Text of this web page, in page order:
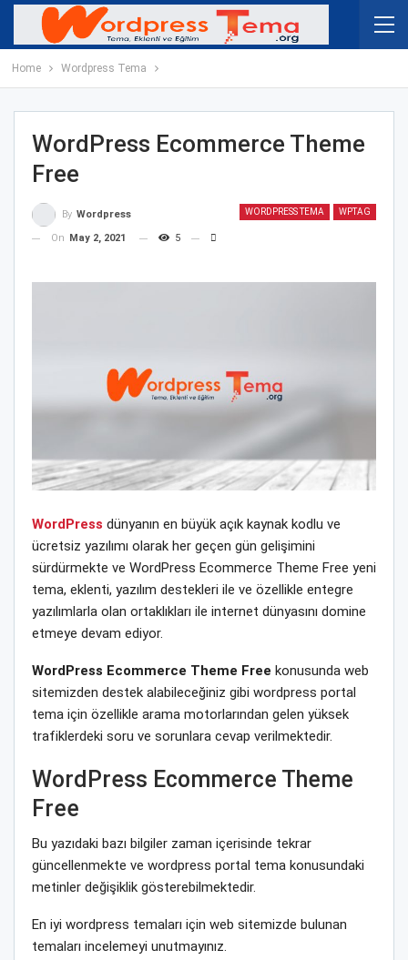
Home Wordpress Tema
WordPress Ecommerce Theme
Free
WORDPRESS TEMA WPTAG
By Wordpress
On
May 2, 2021 5
WordPress dünyanın en büyük açık kaynak kodlu ve
ücretsiz yazılımı olarak her geçen gün gelişimini
sürdürmekte ve WordPress Ecommerce Theme Free yeni
tema, eklenti, yazılım destekleri ile ve özellikle entegre
yazılımlarla olan ortaklıkları ile internet dünyasını domine
etmeye devam ediyor.
WordPress Ecommerce Theme Free konusunda web
sitemizden destek alabileceğiniz gibi wordpress portal
tema için özellikle arama motorlarından gelen yüksek
trafiklerdeki soru ve sorunlara cevap verilmektedir.
WordPress Ecommerce Theme
Free
Bu yazıdaki bazı bilgiler zaman içerisinde tekrar
güncellenmekte ve wordpress portal tema konusundaki
metinler değişiklik gösterebilmektedir.
En iyi wordpress temaları için web sitemizde bulunan
temaları incelemeyi unutmayınız.